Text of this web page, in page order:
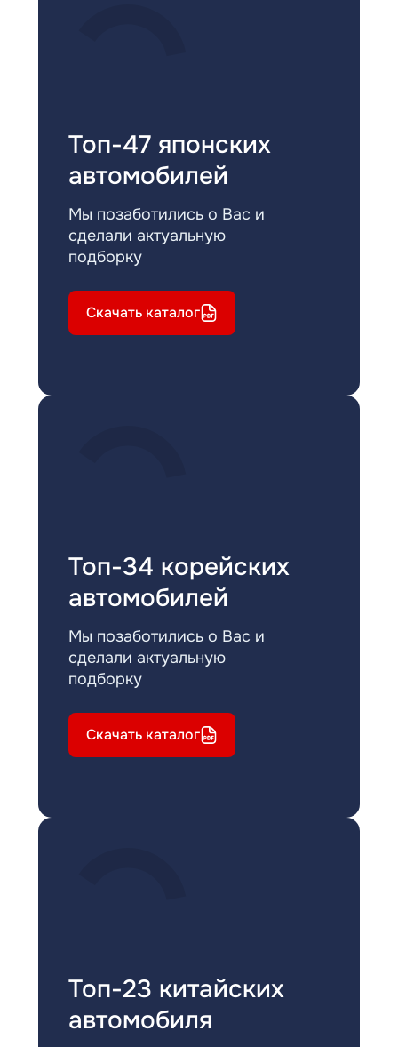
Топ-47 японских
автомобилей
Мы позаботились о Вас и
сделали актуальную
подборку
Скачать каталог
Топ-34 корейских
автомобилей
Мы позаботились о Вас и
сделали актуальную
подборку
Скачать каталог
Топ-23 китайских
автомобиля